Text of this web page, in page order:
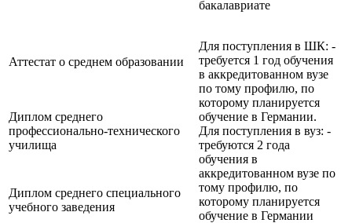
бакалавриате
Аттестат о среднем образовании
Для поступления в ШК: -
требуется 1 год обучения
в аккредитованном вузе
по тому профилю, по
которому планируется
обучение в Германии.
Для поступления в вуз: -
требуются 2 года
обучения в
аккредитованном вузе по
тому профилю, по
которому планируется
обучение в Германии
Диплом среднего
профессионально-технического
училища
Диплом среднего специального
учебного заведения